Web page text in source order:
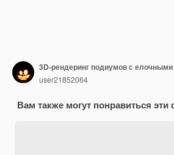
3D-рендеринг подиумов с
user21852064
Вам также могут понравиться эти